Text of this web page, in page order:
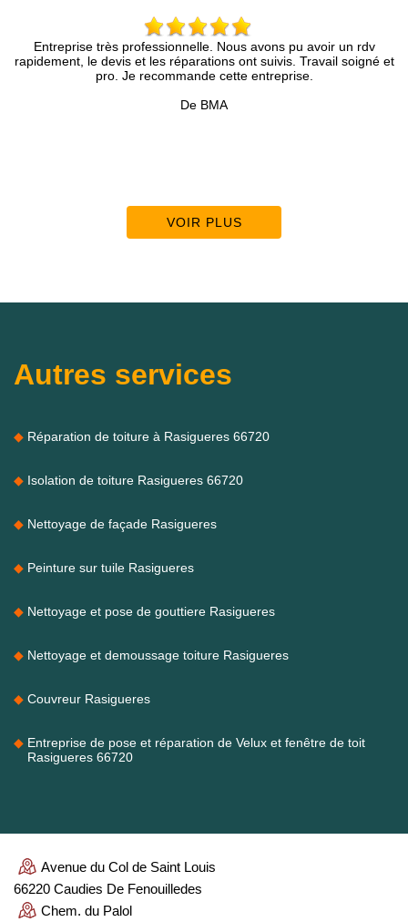
avons pu avoir un rdv
suivis. Travail soigné et
Très bon conseil, disponibilité, efficacité
partie du travail fourni.Nous
VOIR PLUS
Autres services
Réparation de toiture à Rasigueres 66720
Isolation de toiture Rasigueres 66720
Nettoyage de façade Rasigueres
Peinture sur tuile Rasigueres
Nettoyage et pose de gouttiere Rasigueres
Nettoyage et demoussage toiture Rasigueres
Couvreur Rasigueres
Entreprise de pose et réparation de Velux et fenêtre de toit
Rasigueres 66720
Avenue du Col de Saint Louis
66220 Caudies De Fenouilledes
Chem. du Palol